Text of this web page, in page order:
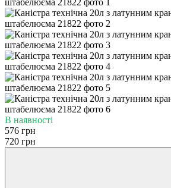
В наявності
576 грн
720 грн